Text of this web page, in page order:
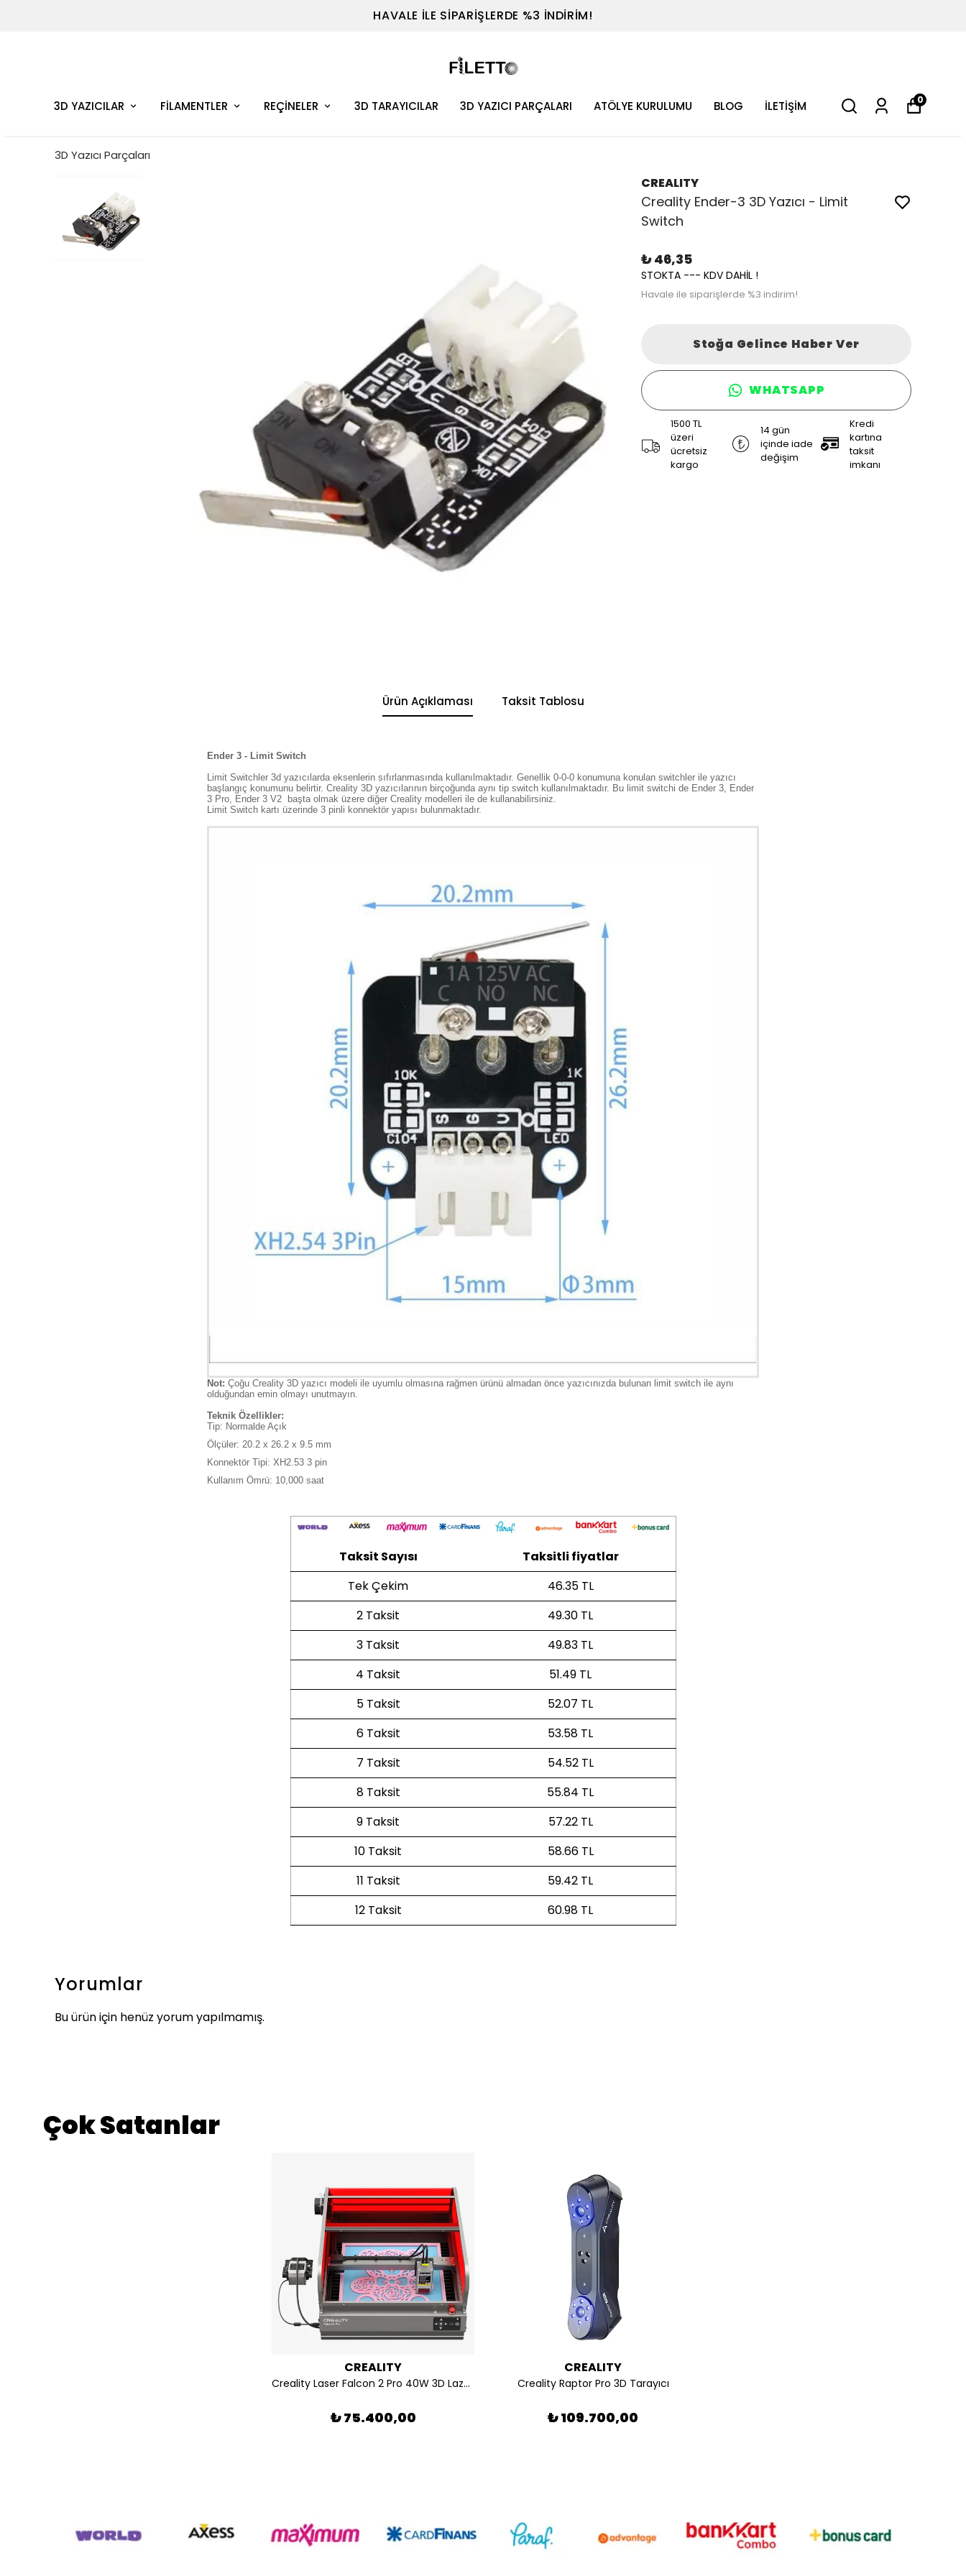
TEL : 0530 614 7698
3D YAZICILAR FİLAMENTLER REÇİNELER 3D TARAYICILAR 3D YAZICI PARÇALARI ATÖLYE KURULUMU BLOG İLETİŞİM 0
3D Yazıcı Parçaları
CREALITY
Creality Ender-3 3D Yazıcı - Limit
Switch
₺ 46,35
STOKTA --- KDV DAHİL !
Havale ile siparişlerde %3 indirim!
Stoğa Gelince Haber Ver
WHATSAPP
1500 TL
üzeri
ücretsiz
kargo
14 gün
içinde iade
değişim
Kredi
kartına
taksit
imkanı
Ürün Açıklaması Taksit Tablosu
Ender 3 - Limit Switch
Limit Switchler 3d yazıcılarda eksenlerin sıfırlanmasında kullanılmaktadır. Genellik 0-0-0 konumuna konulan switchler ile yazıcı
başlangıç konumunu belirtir. Creality 3D yazıcılarının birçoğunda aynı tip switch kullanılmaktadır. Bu limit switchi de Ender 3, Ender
3 Pro, Ender 3 V2 başta olmak üzere diğer Creality modelleri ile de kullanabilirsiniz.
Limit Switch kartı üzerinde 3 pinli konnektör yapısı bulunmaktadır.
Not: Çoğu Creality 3D yazıcı modeli ile uyumlu olmasına rağmen ürünü almadan önce yazıcınızda bulunan limit switch ile aynı
olduğundan emin olmayı unutmayın.
Teknik Özellikler:
Tip: Normalde Açık
Ölçüler: 20.2 x 26.2 x 9.5 mm
Konnektör Tipi: XH2.53 3 pin
Kullanım Ömrü: 10,000 saat
Taksit Sayısı
Taksitli fiyatlar
Tek Çekim
46.35 TL
2 Taksit
49.30 TL
3 Taksit
49.83 TL
4 Taksit
51.49 TL
5 Taksit
52.07 TL
6 Taksit
53.58 TL
7 Taksit
54.52 TL
8 Taksit
55.84 TL
9 Taksit
57.22 TL
10 Taksit
58.66 TL
11 Taksit
59.42 TL
12 Taksit
60.98 TL
Yorumlar
Bu ürün için henüz yorum yapılmamış.
Çok Satanlar
CREALITY
Creality Laser Falcon 2 Pro 40W 3D Lazer Oyma Makinesi
₺ 75.400,00
CREALITY
Creality Raptor Pro 3D Tarayıcı
₺ 109.700,00